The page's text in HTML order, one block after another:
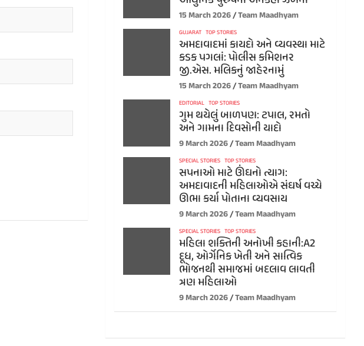
15 March 2026 Team Maadhyam
GUJARAT TOP STORIES
અમદાવાદમાં કાયદો અને વ્યવસ્થા માટે
કડક પગલાં: પોલીસ કમિશનર
જી.એસ. મલિકનું જાહેરનામું
15 March 2026 Team Maadhyam
EDITORIAL TOP STORIES
ગુમ થયેલું બાળપણ: ટપાલ, રમતો
અને ગામના દિવસોની યાદો
9 March 2026 Team Maadhyam
SPECIAL STORIES TOP STORIES
સપનાઓ માટે ઊંઘનો ત્યાગ:
અમદાવાદની મહિલાઓએ સંઘર્ષ વચ્ચે
ઊભા કર્યા પોતાના વ્યવસાય
9 March 2026 Team Maadhyam
SPECIAL STORIES TOP STORIES
મહિલા શક્તિની અનોખી કહાની:A2
દૂધ, ઓર્ગેનિક ખેતી અને સાત્વિક
ભોજનથી સમાજમાં બદલાવ લાવતી
ત્રણ મહિલાઓ
9 March 2026 Team Maadhyam